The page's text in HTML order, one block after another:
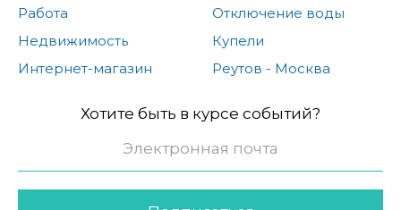
Работа
Недвижимость
Интернет-магазин
Отключение воды
Купели
Реутов - Москва
Хотите быть в курсе событий?